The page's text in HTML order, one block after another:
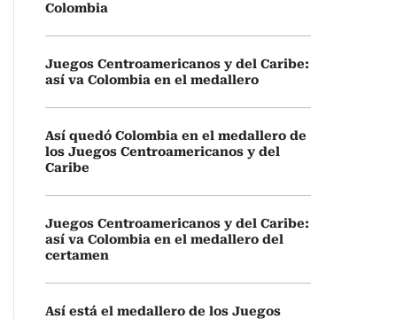
Colombia
Juegos Centroamericanos y del Caribe:
así va Colombia en el medallero
Así quedó Colombia en el medallero de
los Juegos Centroamericanos y del
Caribe
Juegos Centroamericanos y del Caribe:
así va Colombia en el medallero del
certamen
Así está el medallero de los Juegos